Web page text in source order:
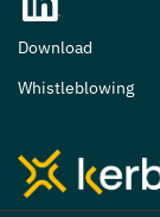
Download
Whistleblowing